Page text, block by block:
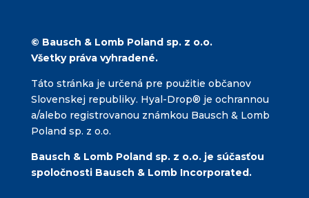
b
o
o
k
© Bausch & Lomb Poland sp. z o.o.
Všetky práva vyhradené.
Táto stránka je určená pre použitie občanov
Slovenskej republiky. Hyal-Drop® je ochrannou
a/alebo registrovanou známkou Bausch & Lomb
Poland sp. z o.o.
Bausch & Lomb Poland sp. z o.o. je súčasťou
spoločnosti Bausch & Lomb Incorporated.